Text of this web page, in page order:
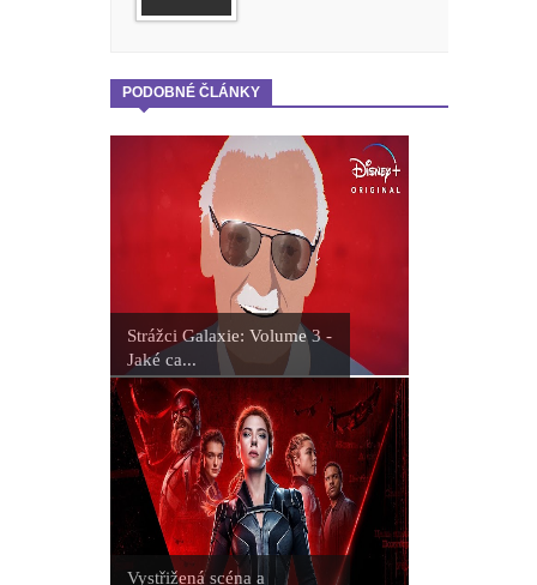
PODOBNÉ ČLÁNKY
Strážci Galaxie: Volume 3 -
Jaké ca...
Vystřižená scéna a